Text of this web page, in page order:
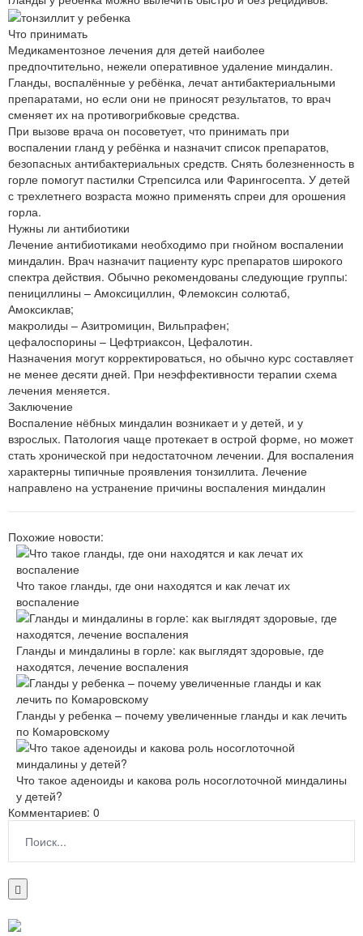
Что принимать
Медикаментозное лечения для детей наиболее
предпочтительно, нежели оперативное удаление миндалин.
Гланды, воспалённые у ребёнка, лечат антибактериальными
препаратами, но если они не приносят результатов, то врач
сменяет их на противогрибковые средства.
При вызове врача он посоветует, что принимать при
воспалении гланд у ребёнка и назначит список препаратов,
безопасных антибактериальных средств. Снять болезненность в
горле помогут пастилки Стрепсилса или Фарингосепта. У детей
с трехлетнего возраста можно применять спреи для орошения
горла.
Нужны ли антибиотики
Лечение антибиотиками необходимо при гнойном воспалении
миндалин. Врач назначит пациенту курс препаратов широкого
спектра действия. Обычно рекомендованы следующие группы:
пенициллины – Амоксициллин, Флемоксин солютаб,
Амоксиклав;
макролиды – Азитромицин, Вильпрафен;
цефалоспорины – Цефтриаксон, Цефалотин.
Назначения могут корректироваться, но обычно курс составляет
не менее десяти дней. При неэффективности терапии схема
лечения меняется.
Заключение
Воспаление нёбных миндалин возникает и у детей, и у
взрослых. Патология чаще протекает в острой форме, но может
стать хронической при недостаточном лечении. Для воспаления
характерны типичные проявления тонзиллита. Лечение
направлено на устранение причины воспаления миндалин
Похожие новости:
Что такое гланды, где они находятся и как лечат их
воспаление
Гланды и миндалины в горле: как выглядят здоровые, где
находятся, лечение воспаления
Гланды у ребенка – почему увеличенные гланды и как лечить
по Комаровскому
Что такое аденоиды и какова роль носоглоточной миндалины
у детей?
Комментариев: 0